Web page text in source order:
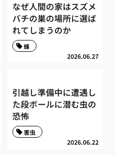
なぜ人間の家はスズメ
バチの巣の場所に選ば
れてしまうのか
2026.06.27
蜂
引越し準備中に遭遇し
た段ボールに潜む虫の
恐怖
2026.06.22
害虫